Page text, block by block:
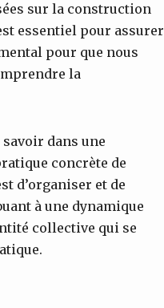
sur la construction
essentiel pour assurer
pour que nous
la
dans une
concrète de
d’organiser et de
à une dynamique
collective qui se